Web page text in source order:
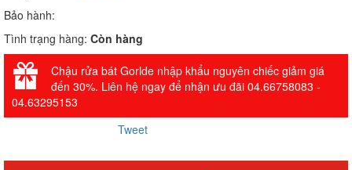
Bảo hành:
Tình trạng hàng: Còn hàng
Chậu rửa bát Gorlde nhập khẩu nguyên chiếc giảm giá
đến 30%. Liên hệ ngay để nhận ưu đãi 04.66758083 -
04.63295153
Tweet